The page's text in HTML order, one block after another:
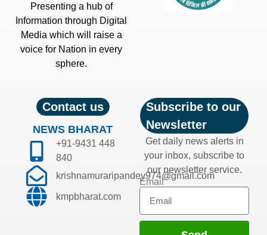
Presenting a hub of
Information through Digital
Media which will raise a
voice for Nation in every
sphere.
Contact us
NEWS BHARAT
+91-9431 448
840
krishnamuraripandey974@gmail.com
kmpbharat.com
Subscribe to our
Newsletter
Get daily news alerts in
your inbox, subscribe to
our newsletter service.
Email